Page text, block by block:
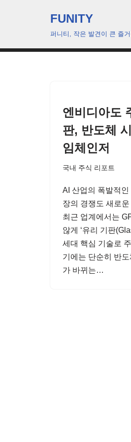
츠
FUNITY
퍼니티, 작은 발견이 큰 즐
엔비디아도
판, 반도체
임체인저
국내 주식 리포트
AI 산업의 폭발적인
장의 경쟁도 새로
최근 업계에서는
않게 ‘유리 기판
세대 핵심 기술로
기에는 단순히 반
가 바뀌는…